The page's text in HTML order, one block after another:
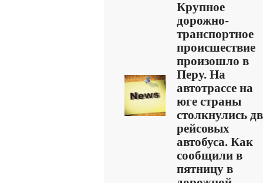
Крупное
дорожно-
транспортное
происшествие
произошло в
Перу. На
автотрассе на
юге страны
столкнулись
рейсовых
автобуса. Как
сообщили в
пятницу в